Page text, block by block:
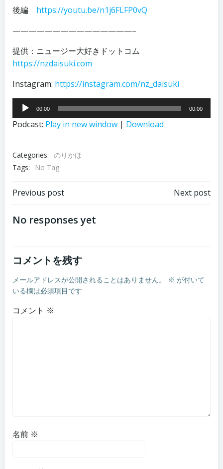
後編 https://youtu.be/n1j6FLFP0vQ
———————————————–
提供：ニュージー大好きドットコム
https://nzdaisuki.com
Instagram: https://instagram.com/nz_daisuki
声
プ
ー
ヤ
00:00 00:00
Podcast: Play in new window | Download
Categories: のりかほ
Tags:
No Tag
投
稿
ビ
ゲ
ー
Previous post
ビ
ゲ
Next post
No responses yet
コメントを残す
メールアドレスが公開されることはありません。 ※ が付いて
いる欄は必須項目です
コメント ※
名前 ※